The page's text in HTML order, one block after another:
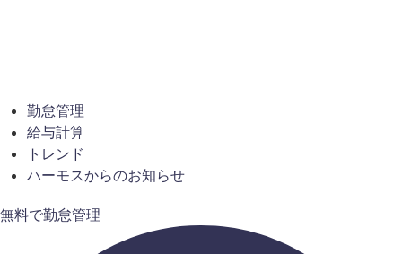
勤怠管理
給与計算
トレンド
ハーモスからのお知らせ
無料で勤怠管理